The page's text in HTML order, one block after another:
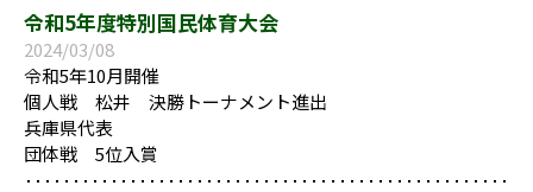
令和5年度特別国民体育大会
2024/03/08
令和5年10月開催
個人戦 松井 決勝トーナメント進出
兵庫県代表
団体戦 5位入賞